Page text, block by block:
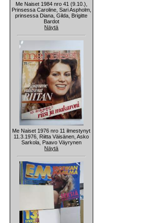
Me Naiset 1984 nro 41 (9.10.),
Prinsessa Caroline, Sari Aspholm,
prinsessa Diana, Gilda, Brigitte
Bardot
Näytä
Me Naiset 1976 nro 11 ilmestynyt
11.3.1976, Riitta Väisänen, Asko
Sarkola, Paavo Väyrynen
Näytä